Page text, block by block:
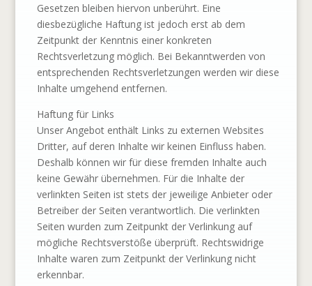
Gesetzen bleiben hiervon unberührt. Eine
diesbezügliche Haftung ist jedoch erst ab dem
Zeitpunkt der Kenntnis einer konkreten
Rechtsverletzung möglich. Bei Bekanntwerden von
entsprechenden Rechtsverletzungen werden wir diese
Inhalte umgehend entfernen.
Haftung für Links
Unser Angebot enthält Links zu externen Websites
Dritter, auf deren Inhalte wir keinen Einfluss haben.
Deshalb können wir für diese fremden Inhalte auch
keine Gewähr übernehmen. Für die Inhalte der
verlinkten Seiten ist stets der jeweilige Anbieter oder
Betreiber der Seiten verantwortlich. Die verlinkten
Seiten wurden zum Zeitpunkt der Verlinkung auf
mögliche Rechtsverstöße überprüft. Rechtswidrige
Inhalte waren zum Zeitpunkt der Verlinkung nicht
erkennbar.